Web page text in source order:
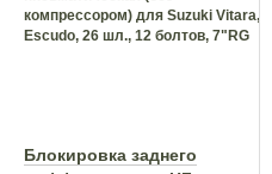
Блокировка заднего